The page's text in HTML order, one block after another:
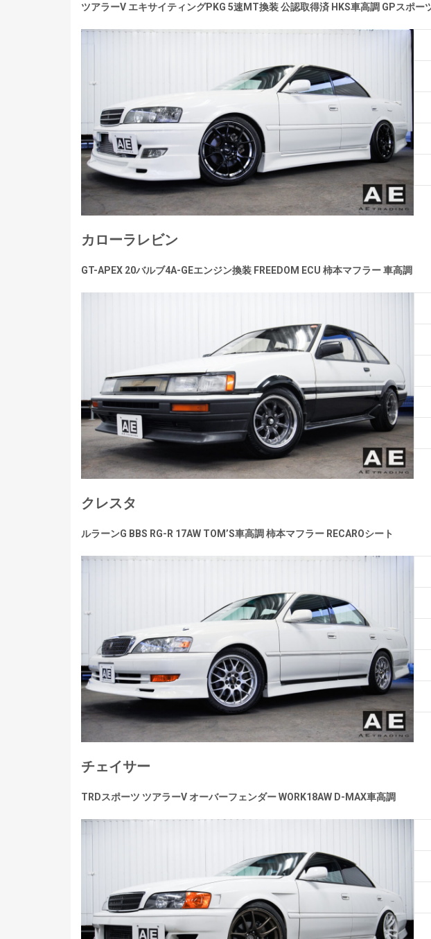
ツアラーV エキサイティングPKG 5速MT換装 公認取得済 HKS車高調 GPスポー
カローラレビン
GT-APEX 20バルブ4A-GEエンジン換装 FREEDOM ECU 柿本マフラー 車高調
クレスタ
ルラーンG BBS RG-R 17AW TOM’S車高調 柿本マフラー RECAROシート
チェイサー
TRDスポーツ ツアラーV オーバーフェンダー WORK18AW D-MAX車高調